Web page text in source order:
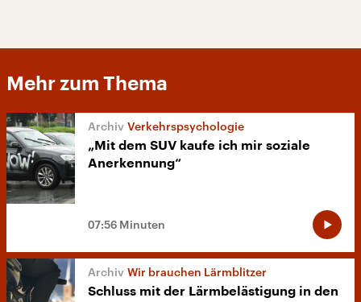
Mehr zum Thema
Verkehrspsychologie
„Mit dem SUV kaufe ich mir soziale
Anerkennung“
07:56 Minuten
Wir brauchen Lärmblitzer
Schluss mit der Lärmbelästigung in den